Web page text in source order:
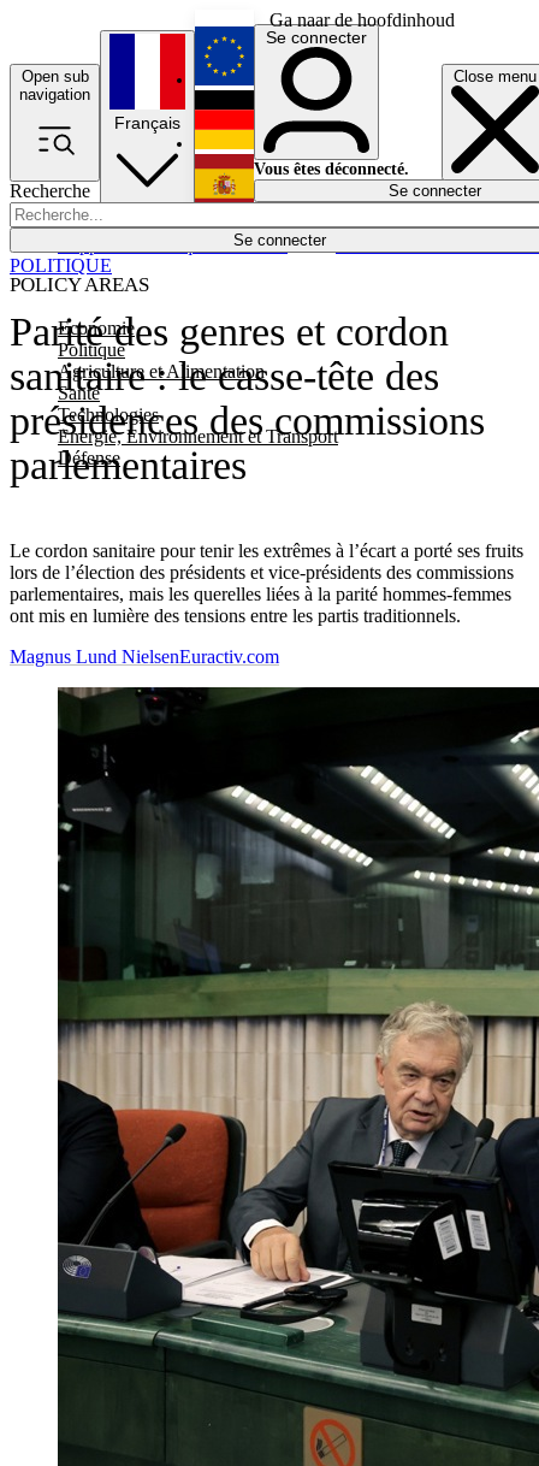
Ga naar de hoofdinhoud
Open sub
navigation
Close menu
Recherche
Se connecter
POLICY AREAS
Economie
Politique
Agriculture et Alimentation
Santé
Technologies
Energie, Environnement et Transport
Défense
Économie
Français
English
Deutsch
Español
Se connecter
Vous êtes déconnecté.
Se connecter
Parité des genres et cordon
sanitaire : le casse-tête des
présidences des commissions
parlementaires
Le cordon sanitaire pour tenir les extrêmes à l’écart a porté ses fruits
lors de l’élection des présidents et vice-présidents des commissions
parlementaires, mais les querelles liées à la parité hommes-femmes
ont mis en lumière des tensions entre les partis traditionnels.
POLITIQUE
Magnus Lund NielsenEuractiv.com